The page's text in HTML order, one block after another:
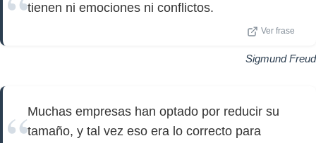
tienen ni emociones ni conflictos.
Ver frase
Sigmund Freud
Muchas empresas han optado por reducir su
tamaño, y tal vez eso era lo correcto para